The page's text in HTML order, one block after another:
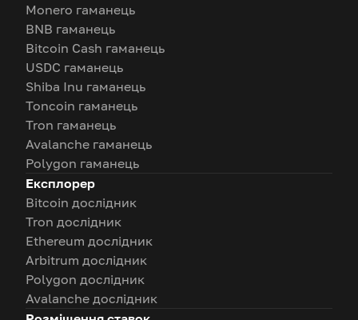
Monero гаманець
BNB гаманець
Bitcoin Cash гаманець
USDC гаманець
Shiba Inu гаманець
Toncoin гаманець
Tron гаманець
Avalanche гаманець
Polygon гаманець
Експлорер
Bitcoin дослідник
Tron дослідник
Ethereum дослідник
Arbitrum дослідник
Polygon дослідник
Avalanche дослідник